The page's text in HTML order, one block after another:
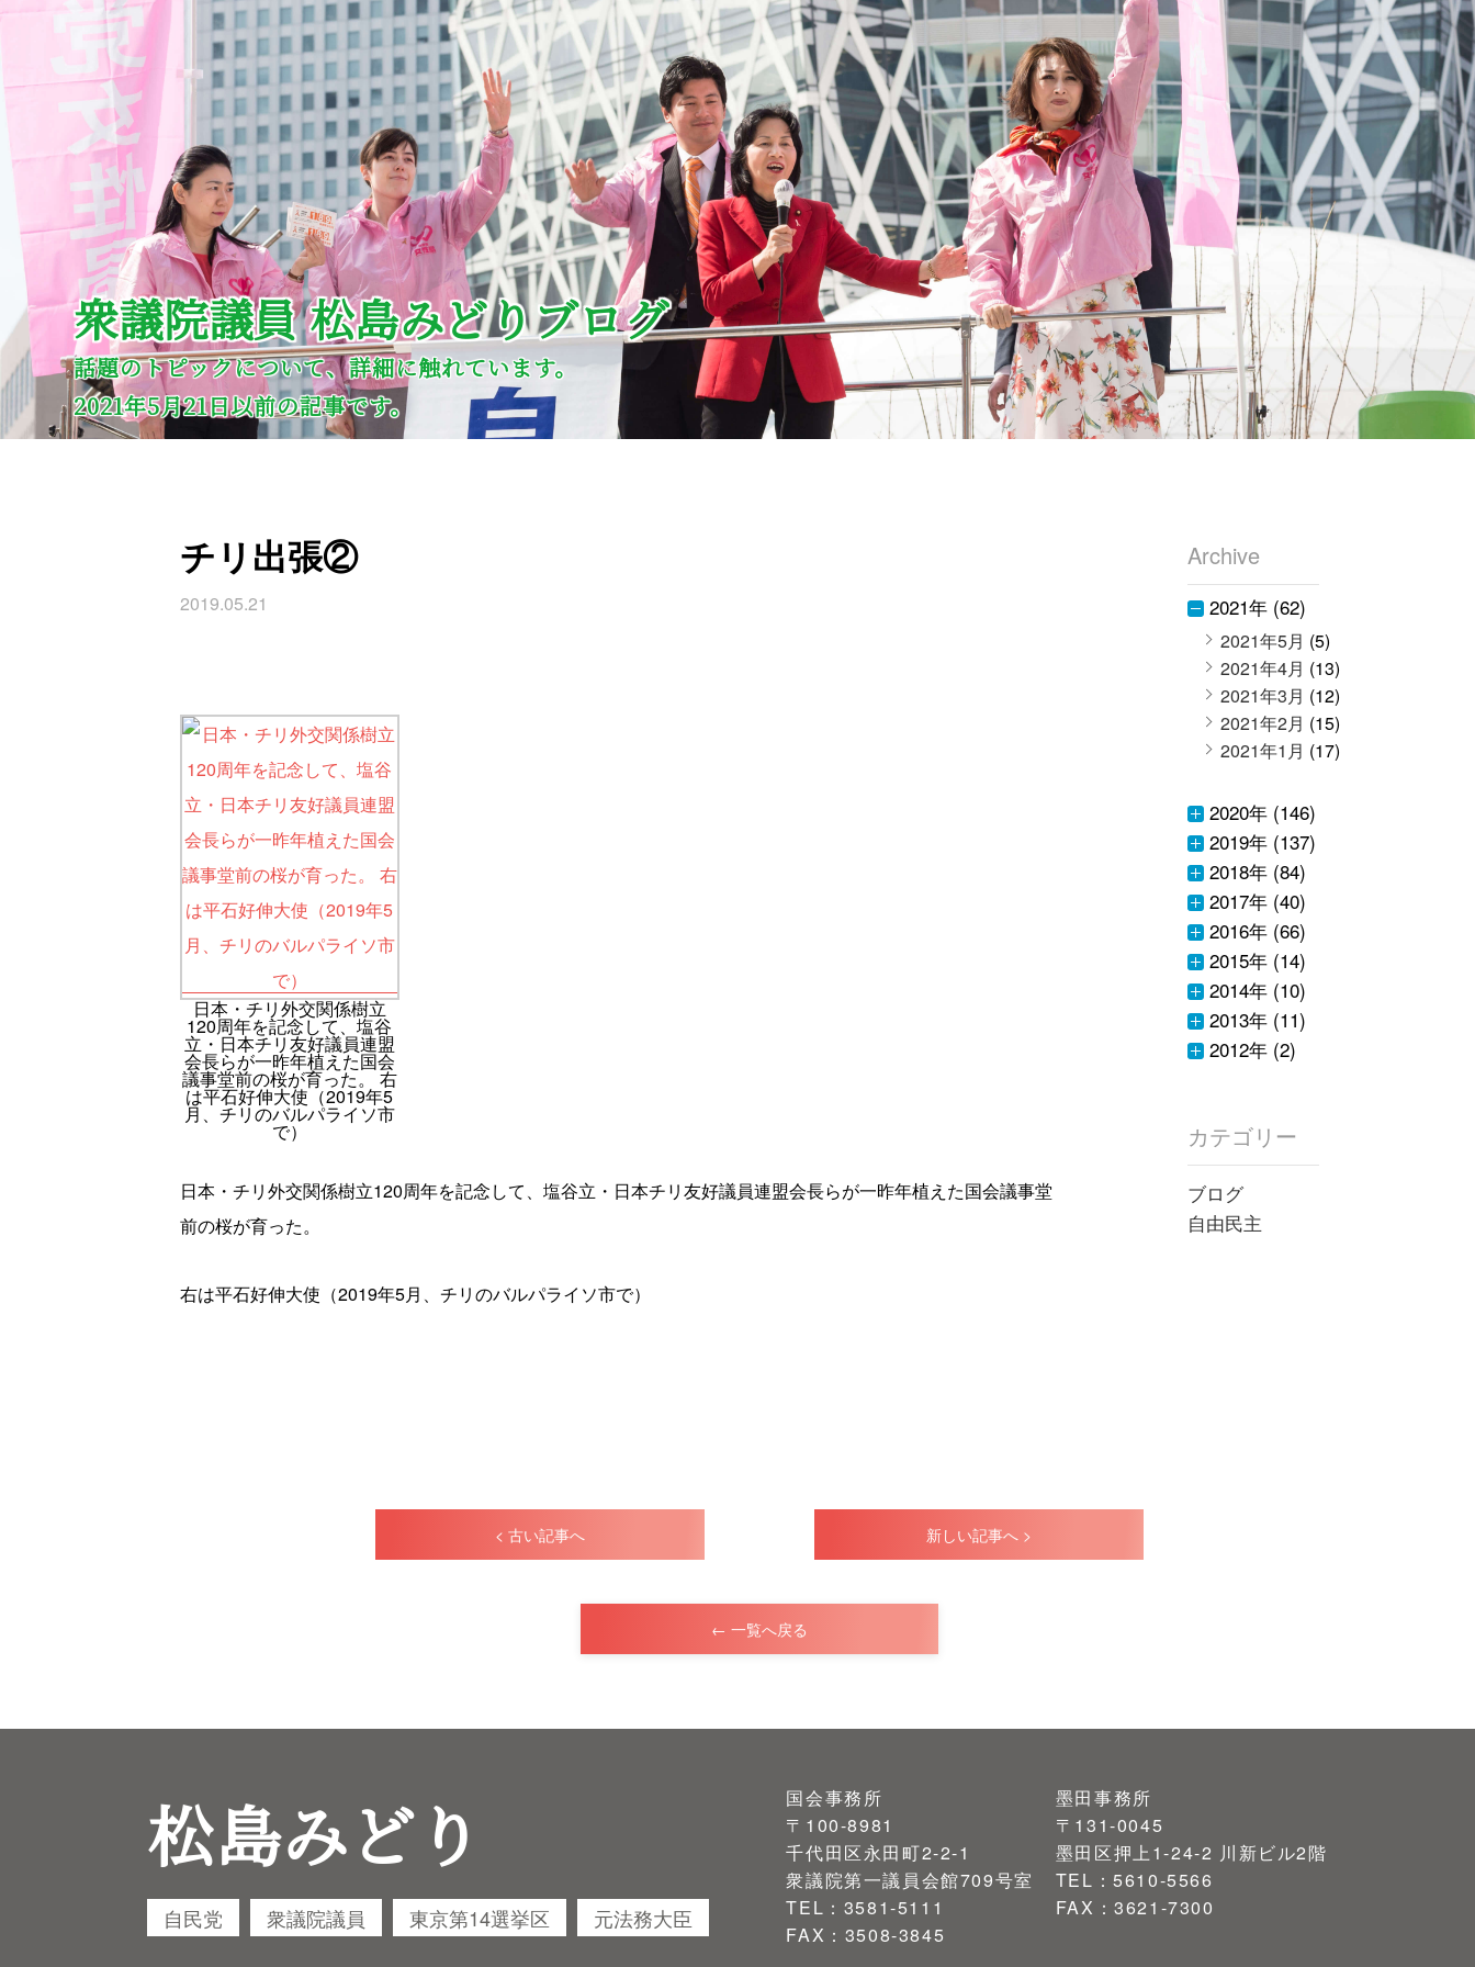
衆議院議員 松島みどりブログ
話題のトピックについて、詳細に触れています。
2021年5月21日以前の記事です。
チリ出張②
2019.05.21
日本・チリ外交関係樹立
120周年を記念して、塩谷
立・日本チリ友好議員連盟
会長らが一昨年植えた国会
議事堂前の桜が育った。 右
は平石好伸大使（2019年5
月、チリのバルパライソ市
で）
日本・チリ外交関係樹立120周年を記念して、塩谷立・日本チリ友好議員連盟会長らが一昨年植えた国会議事堂
前の桜が育った。
右は平石好伸大使（2019年5月、チリのバルパライソ市で）
Archive
2021年 (62)
2021年5月 (5)
2021年4月 (13)
2021年3月 (12)
2021年2月 (15)
2021年1月 (17)
2020年 (146)
2019年 (137)
2018年 (84)
2017年 (40)
2016年 (66)
2015年 (14)
2014年 (10)
2013年 (11)
2012年 (2)
カテゴリー
ブログ
自由民主
< 古い記事へ 新しい記事へ >
← 一覧へ戻る
松島みどり
自民党 衆議院議員 東京第14選挙区 元法務大臣
国会事務所
〒100-8981
千代田区永田町2-2-1
衆議院第一議員会館709号室
TEL：3581-5111
FAX：3508-3845
墨田事務所
〒131-0045
墨田区押上1-24-2 川新ビル2階
TEL：5610-5566
FAX：3621-7300